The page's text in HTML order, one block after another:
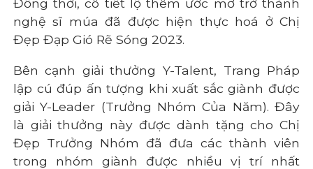
Đồng thời, cô tiết lộ thêm ước mơ trở thành
nghệ sĩ múa đã được hiện thực hoá ở Chị
Đẹp Đạp Gió Rẽ Sóng 2023.
Bên cạnh giải thưởng Y-Talent, Trang Pháp
lập cú đúp ấn tượng khi xuất sắc giành được
giải Y-Leader (Trưởng Nhóm Của Năm). Đây
là giải thưởng này được dành tặng cho Chị
Đẹp Trưởng Nhóm đã đưa các thành viên
trong nhóm giành được nhiều vị trí nhất